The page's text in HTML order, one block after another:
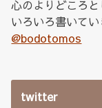
心のよりどころ
いろいろ書いて
@bodotomos
twitter